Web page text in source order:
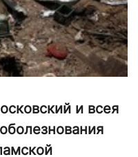
и всея